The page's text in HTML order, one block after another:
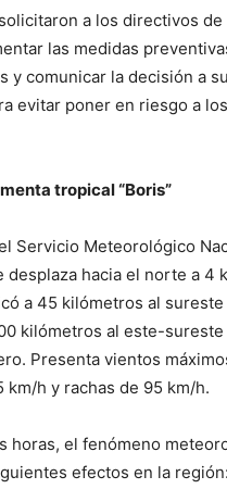
a los directivos de
las medidas
y comunicar la decisión a
evitar poner en riesgo a los
tropical “Boris”
Servicio Meteorológico
desplaza hacia el norte a 4
a 45 kilómetros al
kilómetros al este-sureste
Presenta vientos
km/h y rachas de 95 km/h.
horas, el fenómeno
efectos en la región: